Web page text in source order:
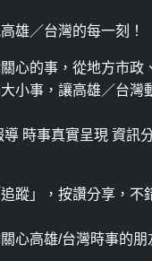
雄／台灣的每一刻！
心的事，從地方市政
小事，讓高雄／台灣
時事真實呈現 資訊
蹤」，按讚分享，不
心高雄/台灣時事的朋